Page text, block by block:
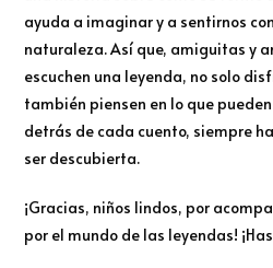
ayuda a imaginar y a sentirnos
naturaleza. Así que, amiguitas y
escuchen una leyenda, no solo
también piensen en lo que
detrás de cada cuento, siempre
ser descubierta.
¡Gracias, niños lindos, por
por el mundo de las leyendas!